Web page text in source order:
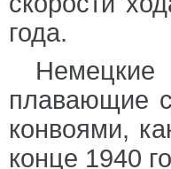
года.
плавающие
конвоями,
конце 1940